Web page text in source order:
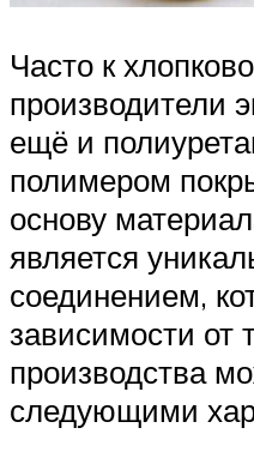
Часто к
производители
ещё и
полимером
основу
является
соединением,
зависимости от
производства
следующими